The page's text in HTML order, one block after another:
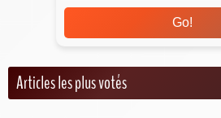
Go!
Articles les plus votés